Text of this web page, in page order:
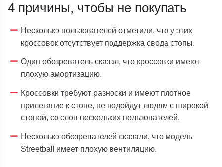
4 причины, чтобы не покупать
Несколько пользователей отметили, что у этих
кроссовок отсутствует поддержка свода стопы.
Один обозреватель сказал, что кроссовки имеют
плохую амортизацию.
Кроссовки требуют разноски и имеют плотное
прилегание к стопе, не подойдут людям с широкой
стопой, со слов нескольких пользователей.
Несколько обозревателей сказали, что модель
Streetball имеет плохую вентиляцию.